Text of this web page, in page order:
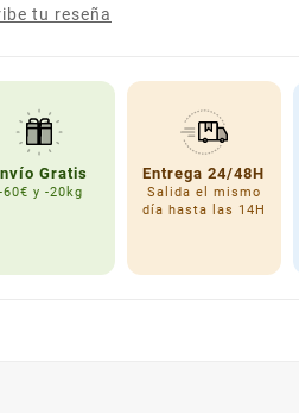
tu reseña
Gratis
y -20kg
Entrega 24/48H
Salida el mismo
día hasta las 14H